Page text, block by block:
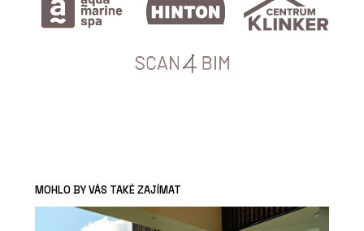
MOHLO BY VÁS TAKÉ ZAJÍMAT